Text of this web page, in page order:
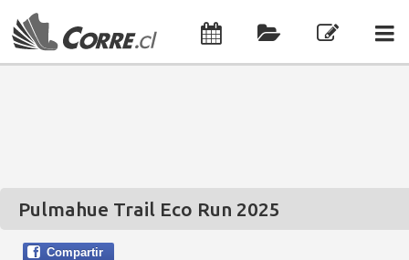
Pulmahue Trail Eco Run 2025
Compartir